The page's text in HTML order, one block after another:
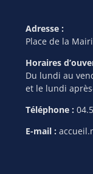
Adresse :
Place de la
Horaires
Du lundi au
et le lundi
Téléphone :
E-mail :